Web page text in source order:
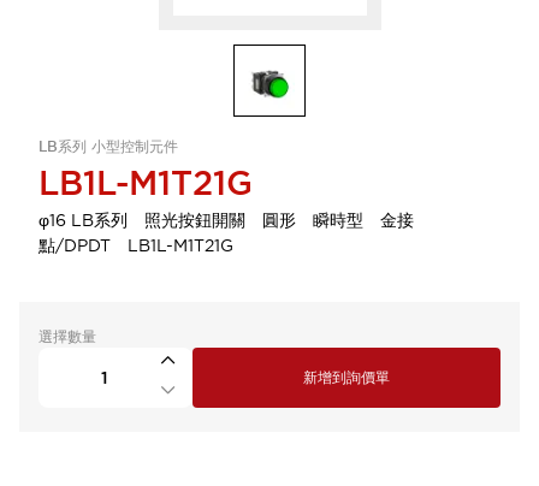
LB系列 小型控制元件
LB1L-M1T21G
φ16 LB系列 照光按鈕開關 圓形 瞬時型 金接
點/DPDT LB1L-M1T21G
選擇數量
新增到詢價單